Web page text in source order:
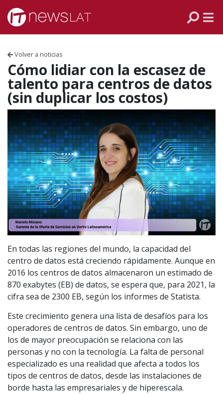
Skip to content
Volver a noticias
Cómo lidiar con la escasez de
talento para centros de datos
(sin duplicar los costos)
En todas las regiones del mundo, la capacidad del
centro de datos está creciendo rápidamente. Aunque en
2016 los centros de datos almacenaron un estimado de
870 exabytes (EB) de datos, se espera que, para 2021, la
cifra sea de 2300 EB, según los informes de Statista.
Este crecimiento genera una lista de desafíos para los
operadores de centros de datos. Sin embargo, uno de
los de mayor preocupación se relaciona con las
personas y no con la tecnología. La falta de personal
especializado es una realidad que afecta a todos los
tipos de centros de datos, desde las instalaciones de
borde hasta las empresariales y de hiperescala.
VENEZUELA
ECUADOR
CHILE
ARGENTINA
MÉXICO